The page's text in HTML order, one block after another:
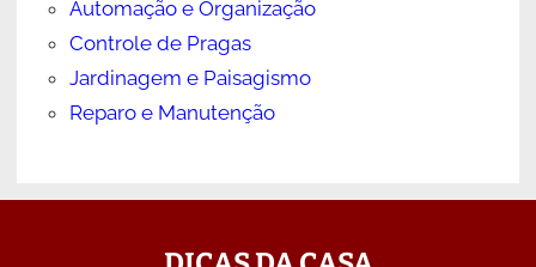
Automação e Organização
Controle de Pragas
Jardinagem e Paisagismo
Reparo e Manutenção